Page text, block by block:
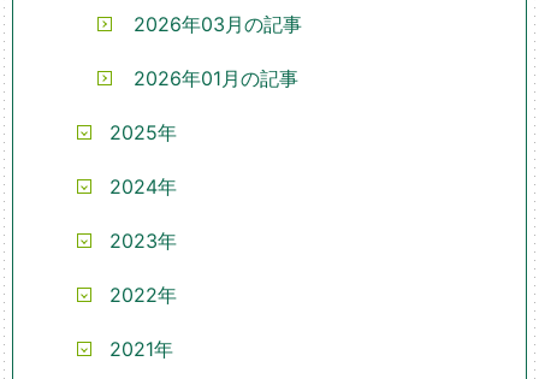
2026年03月の記事
2026年01月の記事
2025年
2024年
2023年
2022年
2021年